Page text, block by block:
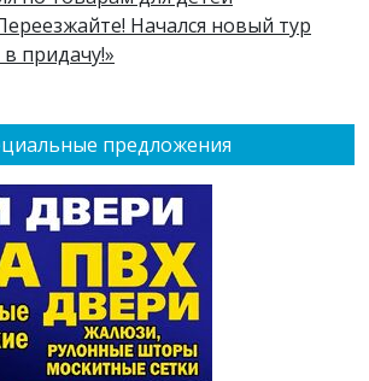
предложения
Начался новый тур
придачу!»